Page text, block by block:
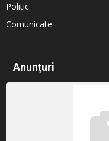
Politic
Comunicate
Anunțuri